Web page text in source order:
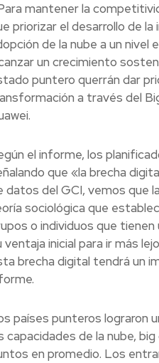
mantener la
priorizar el desarrollo de
de la nube a un
un crecimiento
puntero querrán dar
a través del
el informe, los
que «la brecha
datos del GCI, vemos que
sociológica que
o individuos que
ventaja inicial para ir más
brecha digital tendrá un
países punteros lograron
capacidades de la nube,
en promedio. Los